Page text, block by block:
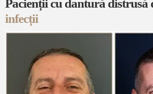
Pacienții cu dantură distrusă
infecții